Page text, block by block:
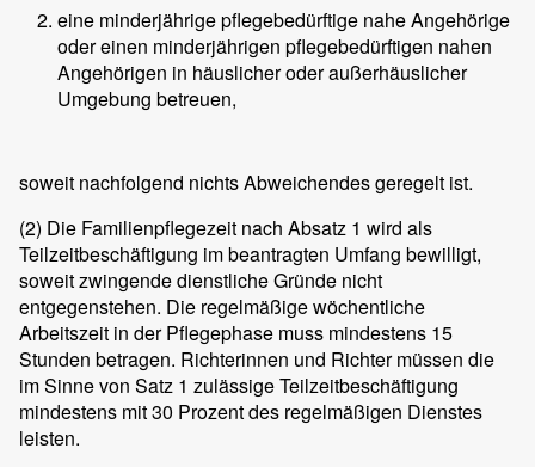
eine minderjährige pflegebedürftige nahe Angehörige
oder einen minderjährigen pflegebedürftigen nahen
Angehörigen in häuslicher oder außerhäuslicher
Umgebung betreuen,
soweit nachfolgend nichts Abweichendes geregelt ist.
(2) Die Familienpflegezeit nach Absatz 1 wird als
Teilzeitbeschäftigung im beantragten Umfang bewilligt,
soweit zwingende dienstliche Gründe nicht
entgegenstehen. Die regelmäßige wöchentliche
Arbeitszeit in der Pflegephase muss mindestens 15
Stunden betragen. Richterinnen und Richter müssen die
im Sinne von Satz 1 zulässige Teilzeitbeschäftigung
mindestens mit 30 Prozent des regelmäßigen Dienstes
leisten.